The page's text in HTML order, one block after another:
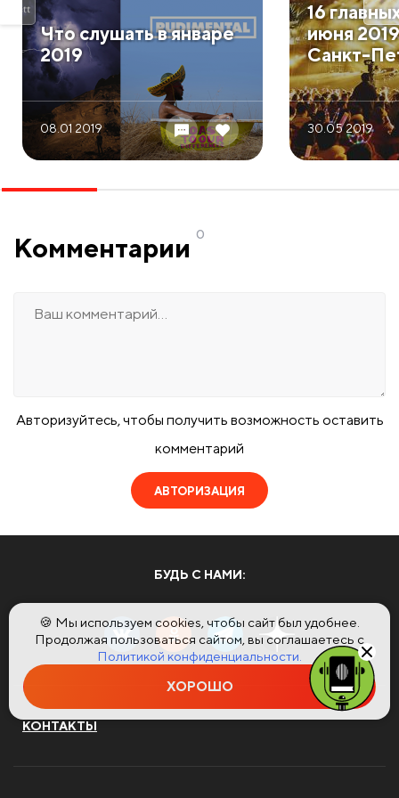
Что слушать в январе
2019
08.01 2019
16
июня
Санкт-
30.05 2019
Комментарии 0
Авторизуйтесь, чтобы получить возможность оставить
комментарий
АВТОРИЗАЦИЯ
БУДЬ С НАМИ:
КОНТАКТЫ
🍪 Мы используем cookies, чтобы сайт был удобнее.
Продолжая пользоваться сайтом, вы соглашаетесь с
Политикой конфиденциальности.
ХОРОШО